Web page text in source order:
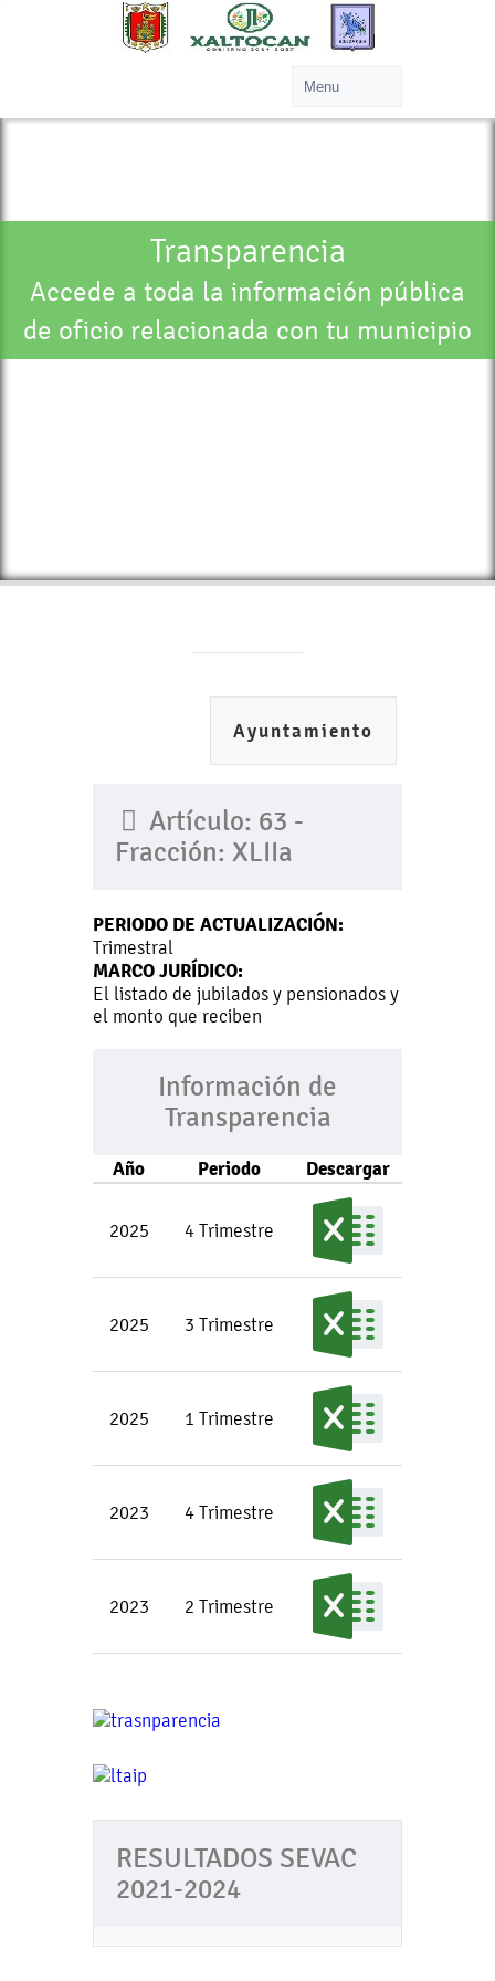
Transparencia
Accede a toda la información pública
de oficio relacionada con tu municipio
Ayuntamiento
Artículo: 63 -
Fracción: XLIIa
PERIODO DE ACTUALIZACIÓN:
Trimestral
MARCO JURÍDICO:
El listado de jubilados y pensionados y
el monto que reciben
Información de
Transparencia
Año Periodo Descargar
2025 4 Trimestre
2025 3 Trimestre
2025 1 Trimestre
2023 4 Trimestre
2023 2 Trimestre
RESULTADOS SEVAC
2021-2024